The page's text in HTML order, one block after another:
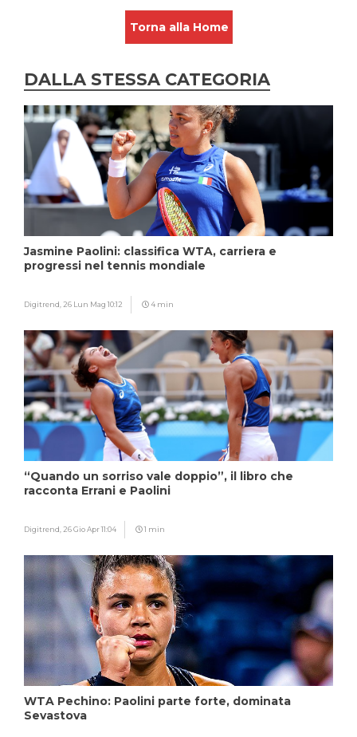
Torna alla Home
DALLA STESSA CATEGORIA
Jasmine Paolini: classifica WTA, carriera e
progressi nel tennis mondiale
Digitrend, 26 Lun Mag 10:12 4 min
“Quando un sorriso vale doppio”, il libro che
racconta Errani e Paolini
Digitrend, 26 Gio Apr 11:04 1 min
WTA Pechino: Paolini parte forte, dominata
Sevastova